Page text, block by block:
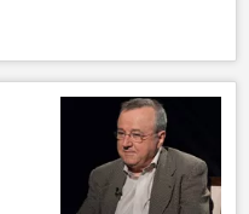
India